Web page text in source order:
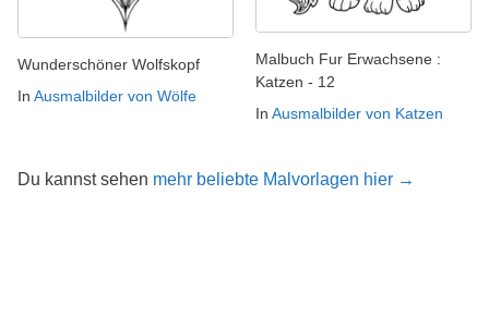
Wunderschöner Wolfskopf
In Ausmalbilder von Wölfe
Malbuch Fur Erwachsene :
Katzen - 12
In Ausmalbilder von Katzen
Du kannst sehen mehr beliebte Malvorlagen hier →